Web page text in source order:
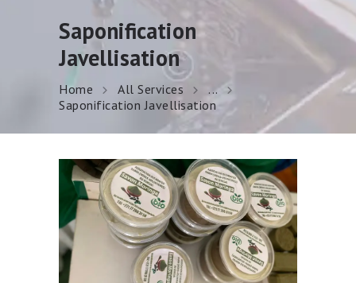
Saponification
Javellisation
Home All Services
...
Saponification Javellisation